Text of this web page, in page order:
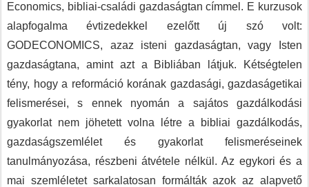
Economics, bibliai-családi gazdaságtan címmel. E kurzusok
alapfogalma évtizedekkel ezelőtt új szó volt:
GODECONOMICS, azaz isteni gazdaságtan, vagy Isten
gazdaságtana, amint azt a Bibliában látjuk. Kétségtelen
tény, hogy a reformáció korának gazdasági, gazdaságetikai
felismerései, s ennek nyomán a sajátos gazdálkodási
gyakorlat nem jöhetett volna létre a bibliai gazdálkodás,
gazdaságszemlélet és gyakorlat felismeréseinek
tanulmányozása, részbeni átvétele nélkül. Az egykori és a
mai szemléletet sarkalatosan formálták azok az alapvető